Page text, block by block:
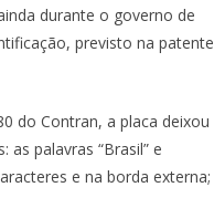
durante o governo de
previsto na patente
do Contran, a placa deixou
palavras “Brasil” e
e na borda externa;